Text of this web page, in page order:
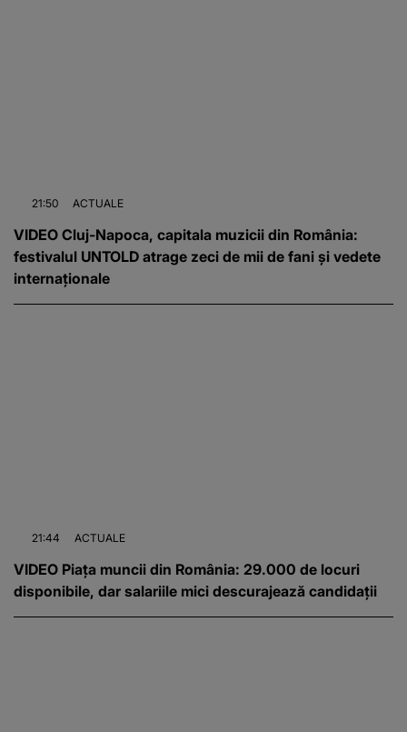
21:50 ACTUALE
VIDEO Cluj-Napoca, capitala muzicii din România:
festivalul UNTOLD atrage zeci de mii de fani și vedete
internaționale
21:44 ACTUALE
VIDEO Piața muncii din România: 29.000 de locuri
disponibile, dar salariile mici descurajează candidații